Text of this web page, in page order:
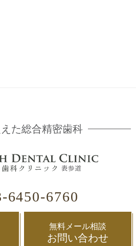
た総合精密歯科
6450-6760
無料メール相談
お問い合わせ